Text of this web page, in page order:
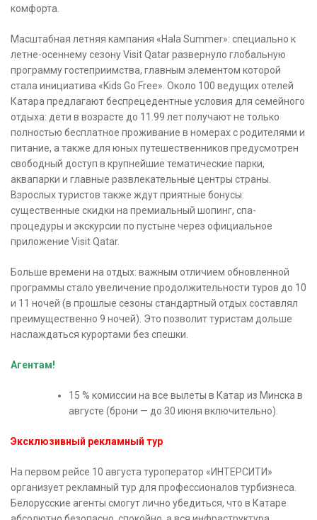
комфорта.
Масштабная летняя кампания «Hala Summer»: cпециально к
летне-осеннему сезону Visit Qatar развернуло глобальную
программу гостеприимства, главным элементом которой
стала инициатива «Kids Go Free». Около 100 ведущих отелей
Катара предлагают беспрецедентные условия для семейного
отдыха: дети в возрасте до 11.99 лет получают не только
полностью бесплатное проживание в номерах с родителями и
питание, а также для юных путешественников предусмотрен
свободный доступ в крупнейшие тематические парки,
аквапарки и главные развлекательные центры страны.
Взрослых туристов также ждут приятные бонусы:
существенные скидки на премиальный шопинг, спа-
процедуры и экскурсии по пустыне через официальное
приложение Visit Qatar.
Больше времени на отдых: важным отличием обновленной
программы стало увеличение продолжительности туров до 10
и 11 ночей (в прошлые сезоны стандартный отдых составлял
преимущественно 9 ночей). Это позволит туристам дольше
наслаждаться курортами без спешки.
Агентам!
15 % комиссии на все вылеты в Катар из Минска в
августе (брони — до 30 июня включительно).
Эксклюзивный рекламный тур
На первом рейсе 10 августа туроператор «ИНТЕРСИТИ»
организует рекламный тур для профессионалов турбизнеса.
Белорусские агенты смогут лично убедиться, что в Катаре